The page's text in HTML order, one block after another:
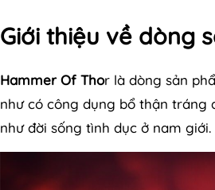
Giới thiệu về dòng
Hammer Of Thor là dòng sản
như có công dụng bổ thận tráng
như đời sống tình dục ở nam giới.